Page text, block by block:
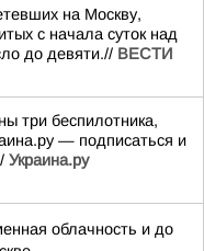
на Москву,
с начала суток над
до девяти.// ВЕСТИ
три беспилотника,
— подписаться и
Украина.ру
облачность и до